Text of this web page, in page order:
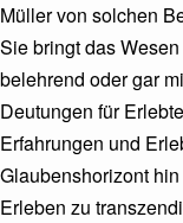
Müller von solchen
Sie bringt das
belehrend oder gar
Deutungen für
Erfahrungen und
Glaubenshorizont
Erleben zu